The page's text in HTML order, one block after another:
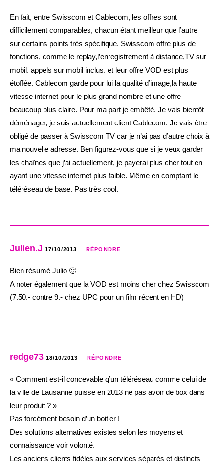
En fait, entre Swisscom et Cablecom, les offres sont
difficilement comparables, chacun étant meilleur que l’autre
sur certains points très spécifique. Swisscom offre plus de
fonctions, comme le replay,l’enregistrement à distance,TV sur
mobil, appels sur mobil inclus, et leur offre VOD est plus
étoffée. Cablecom garde pour lui la qualité d’image,la haute
vitesse internet pour le plus grand nombre et une offre
beaucoup plus claire. Pour ma part je embêté. Je vais bientôt
déménager, je suis actuellement client Cablecom. Je vais être
obligé de passer à Swisscom TV car je n’ai pas d’autre choix à
ma nouvelle adresse. Ben figurez-vous que si je veux garder
les chaînes que j’ai actuellement, je payerai plus cher tout en
ayant une vitesse internet plus faible. Même en comptant le
téléréseau de base. Pas très cool.
Julien.J 17/10/2013 RÉPONDRE
Bien résumé Julio 🙂
A noter également que la VOD est moins cher chez Swisscom
(7.50.- contre 9.- chez UPC pour un film récent en HD)
redge73 18/10/2013 RÉPONDRE
« Comment est-il concevable q’un téléréseau comme celui de
la ville de Lausanne puisse en 2013 ne pas avoir de box dans
leur produit ? »
Pas forcément besoin d’un boitier !
Des solutions alternatives existes selon les moyens et
connaissance voir volonté.
Les anciens clients fidèles aux services séparés et distincts